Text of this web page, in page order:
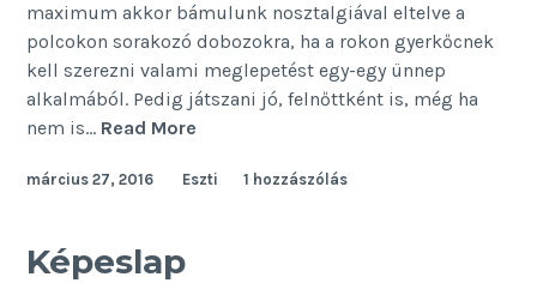
maximum akkor bámulunk nosztalgiával eltelve a
polcokon sorakozó dobozokra, ha a rokon gyerkőcnek
kell szerezni valami meglepetést egy-egy ünnep
alkalmából. Pedig játszani jó, felnőttként is, még ha
nem is… Read More
felnőtt
március 27, 2016 Eszti 1 hozzászólás
Képeslap